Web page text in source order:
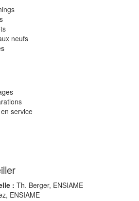
neufs
service
: Th. Berger, ENSIAME
ENSIAME